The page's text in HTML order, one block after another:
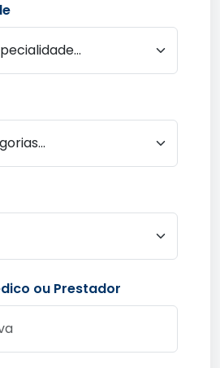
ou Prestador